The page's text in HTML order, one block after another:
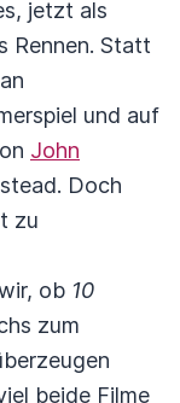
jetzt als
Rennen. Statt
und auf
John
Doch
zu
ob 10
zum
beide Filme